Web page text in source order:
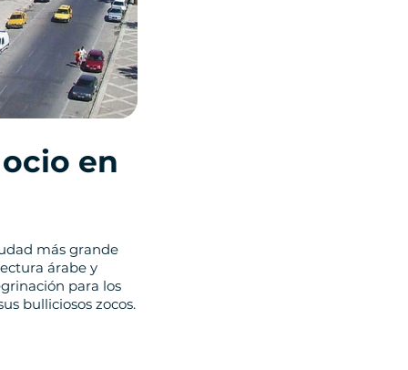
en
más grande
árabe y
para los
bulliciosos zocos.